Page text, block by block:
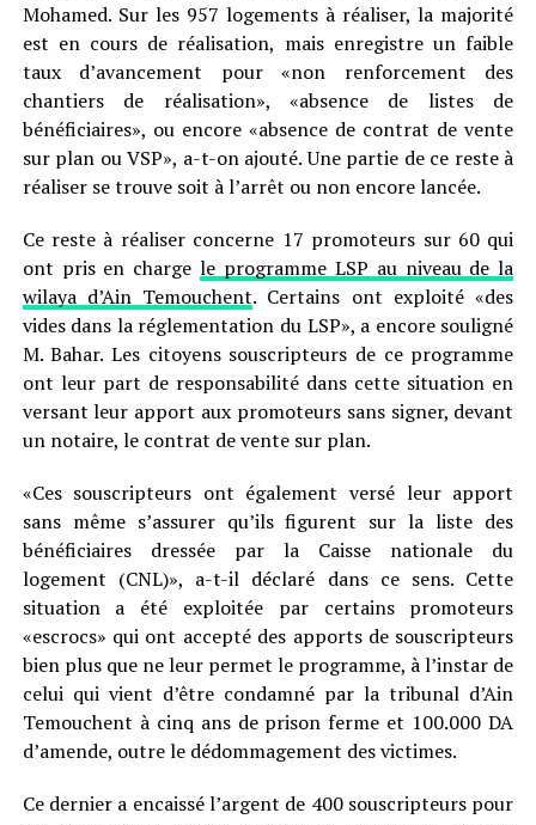
Mohamed. Sur les 957 logements à réaliser, la majorité
est en cours de réalisation, mais enregistre un faible
taux d’avancement pour «non renforcement des
chantiers de réalisation», «absence de listes de
bénéficiaires», ou encore «absence de contrat de vente
sur plan ou VSP», a-t-on ajouté. Une partie de ce reste à
réaliser se trouve soit à l’arrêt ou non encore lancée.
Ce reste à réaliser concerne 17 promoteurs sur 60 qui
ont pris en chargele programme LSP au niveau de la
wilaya d’Ain Temouchent. Certains ont exploité «des
vides dans la réglementation du LSP», a encore souligné
M. Bahar. Les citoyens souscripteurs de ce programme
ont leur part de responsabilité dans cette situation en
versant leur apport aux promoteurs sans signer, devant
un notaire, le contrat de vente sur plan.
«Ces souscripteurs ont également versé leur apport
sans même s’assurer qu’ils figurent sur la liste des
bénéficiaires dressée par la Caisse nationale du
logement (CNL)», a-t-il déclaré dans ce sens. Cette
situation a été exploitée par certains promoteurs
«escrocs» qui ont accepté des apports de souscripteurs
bien plus que ne leur permet le programme, à l’instar de
celui qui vient d’être condamné par la tribunal d’Ain
Temouchent à cinq ans de prison ferme et 100.000 DA
d’amende, outre le dédommagement des victimes.
Ce dernier a encaissé l’argent de 400 souscripteurs pour